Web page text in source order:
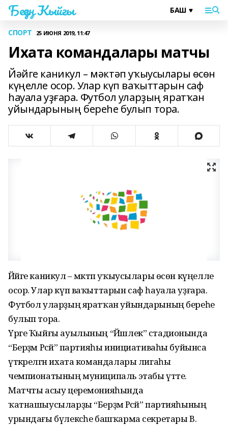
Беҙҙең Ҡыйғы
СПОРТ 25 ИЮНЯ 2019, 11:47
Ихата командалары матчы
Йәйге каникул – мәктәп уҡыусылары өсөн
күңелле осор. Улар күп ваҡыттарын саф
һауала уҙғара. Футбол уларҙың яратҡан
уйындарының береһе булып тора.
Йәйге каникул – мәктәп уҡыусылары өсөн күңелле
осор. Улар күп ваҡыттарын саф һауала уҙғара.
Футбол уларҙың яратҡан уйындарының береһе
булып тора.
Үрге Ҡыйғы ауылының “Йәшлек” стадионында
“Берҙәм Рәсәй” партияһы инициативаһы буйынса
үткәрелгән ихата командалары лигаһы
чемпионатының муниципаль этабы үтте.
Матчты асыу церемонияһында
ҡатнашыусыларҙы “Берҙәм Рәсәй” партияһының
урындағы бүлексәһе башҡарма секретары В.